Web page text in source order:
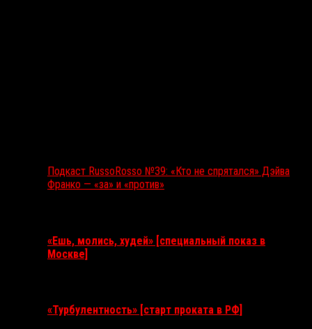
Подкаст RussoRosso №39: «Кто не спрятался» Дэйва
Франко — «за» и «против»
«Ешь, молись, худей» [специальный показ в
Москве]
«Турбулентность» [старт проката в РФ]